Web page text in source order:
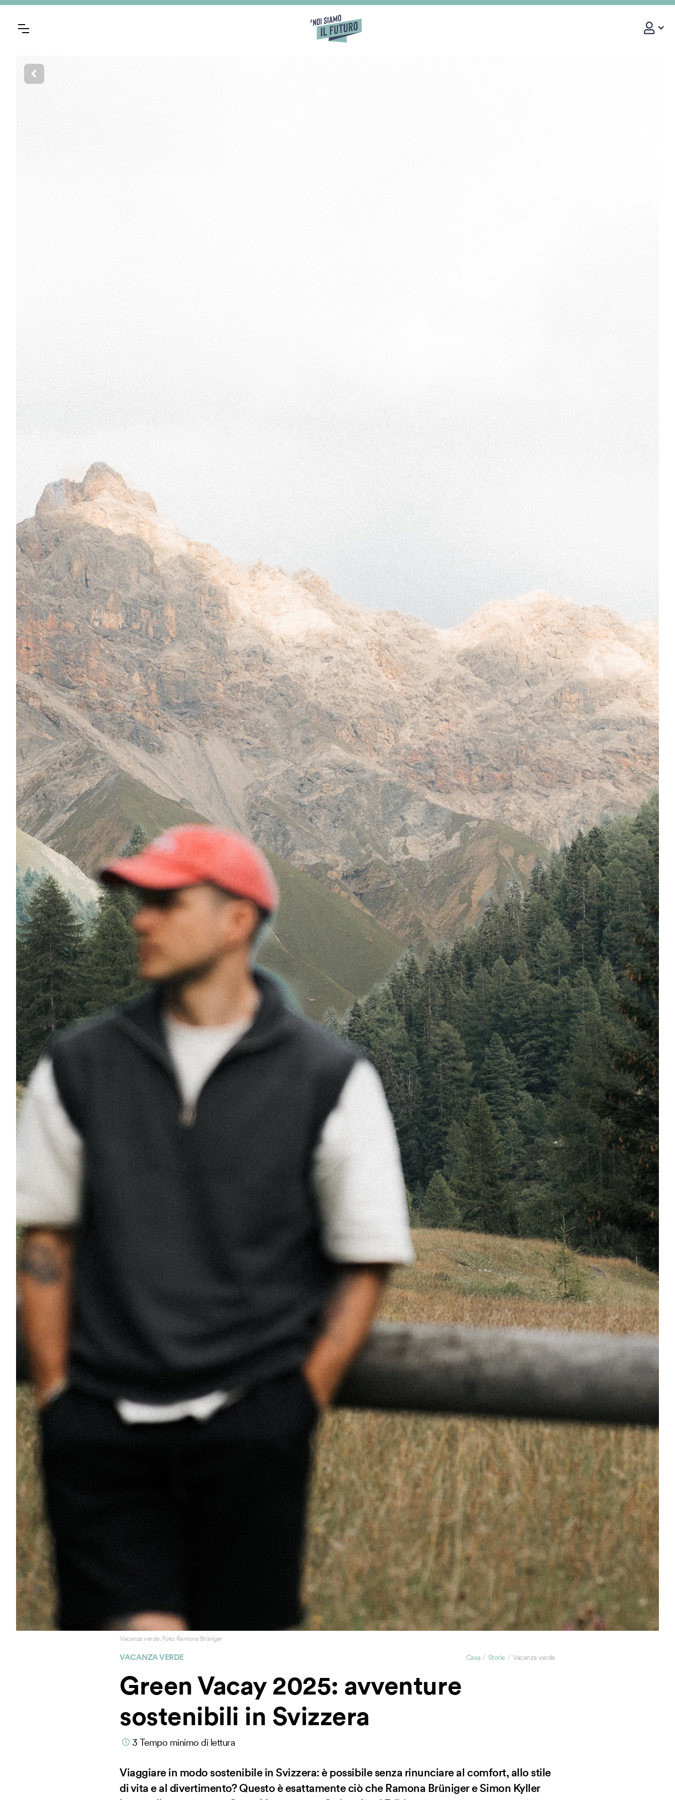
Vacanza verde. Foto: Ramona Brüniger
VACANZA VERDE Casa / Storie / Vacanza verde
Green Vacay 2025: avventure
sostenibili in Svizzera
3 Tempo minimo di lettura
Viaggiare in modo sostenibile in Svizzera: è possibile senza rinunciare al comfort, allo stile
di vita e al divertimento? Questo è esattamente ciò che Ramona Brüniger e Simon Kyller